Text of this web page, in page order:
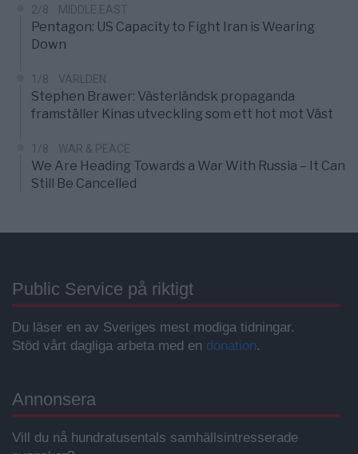
2/8 MIDDLE EAST
Pentagon: US Capacity to Fight Iran is Wearing
Down
1/8 VÄRLDEN
Stephen Brawer: Västerländsk propaganda
framställer Kinas utveckling som ett hot mot Väst
1/8 WAR & PEACE
We Are Heading Towards a War With Russia – It Can
Still Be Cancelled
Public Service på riktigt
Du läser en av Sveriges mest modiga tidningar.
Stöd vårt dagliga arbeta med en donation.
Annonsera
Vill du nå hundratusentals samhällsintresserade